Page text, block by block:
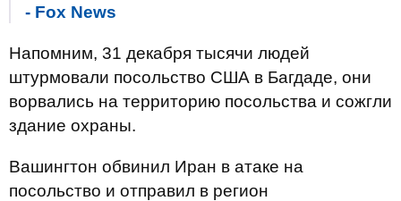
- Fox News
Напомним, 31 декабря тысячи людей
штурмовали посольство США в Багдаде, они
ворвались на территорию посольства и сожгли
здание охраны.
Вашингтон обвинил Иран в атаке на
посольство и отправил в регион